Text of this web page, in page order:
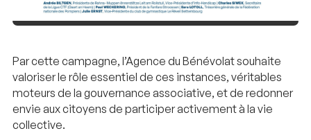
Par cette campagne, l’Agence du Bénévolat souhaite
valoriser le rôle essentiel de ces instances, véritables
moteurs de la gouvernance associative, et de redonner
envie aux citoyens de participer activement à la vie
collective.